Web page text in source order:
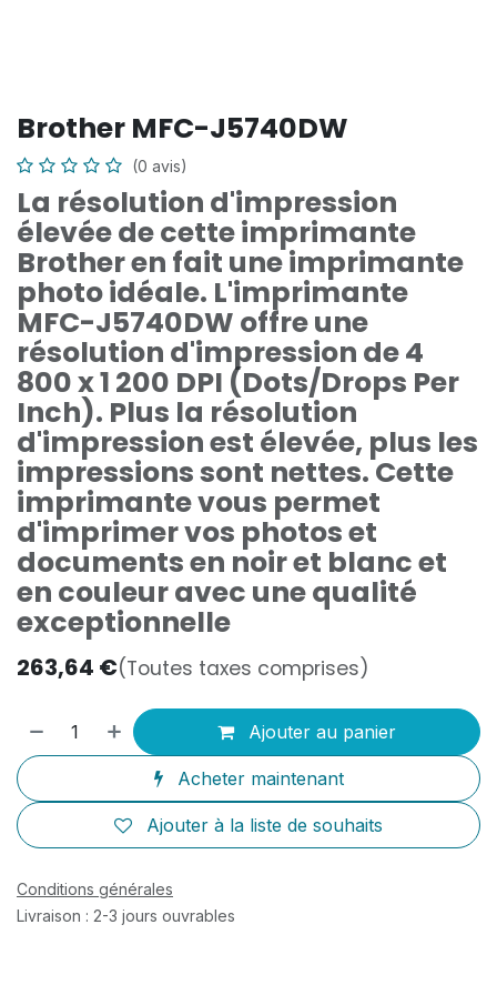
Brother MFC-J5740DW
(0 avis)
La résolution d'impression
élevée de cette imprimante
Brother en fait une imprimante
photo idéale. L'imprimante
MFC-J5740DW offre une
résolution d'impression de 4
800 x 1 200 DPI (Dots/Drops Per
Inch). Plus la résolution
d'impression est élevée, plus les
impressions sont nettes. Cette
imprimante vous permet
d'imprimer vos photos et
documents en noir et blanc et
en couleur avec une qualité
exceptionnelle
263,64 €(Toutes taxes comprises)
Ajouter au panier
Acheter maintenant
Ajouter à la liste de souhaits
Conditions générales
Livraison : 2-3 jours ouvrables